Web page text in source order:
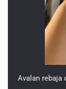
Avalan rebaja